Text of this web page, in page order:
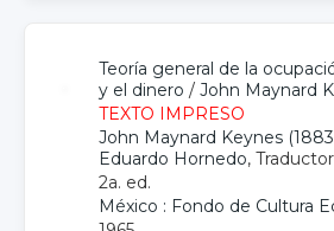
Teoría general de la
y el dinero / John Maynard
TEXTO IMPRESO
John Maynard Keynes
Eduardo Hornedo, Traductor
2a. ed.
México : Fondo de Cultura